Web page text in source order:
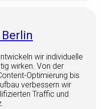
wir individuelle
wirken. Von der
Optimierung bis
verbessern wir
Traffic und